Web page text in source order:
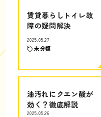
賃貸暮らしトイレ故
障の疑問解決
2025.05.27
未分類
油汚れにクエン酸が
効く？徹底解説
2025.05.26